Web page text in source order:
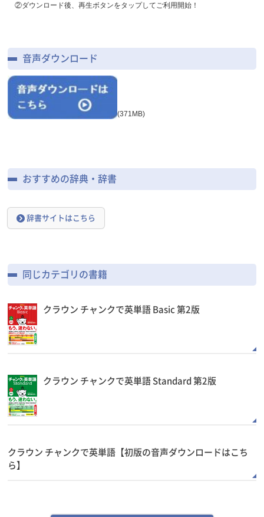
②ダウンロード後、再生ボタンをタップしてご利用開始！
音声ダウンロード
(371MB)
おすすめの辞典・辞書
辞書サイトはこちら
同じカテゴリの書籍
クラウン チャンクで英単語 Basic 第2版
クラウン チャンクで英単語 Standard 第2版
クラウン チャンクで英単語【初版の音声ダウンロードはこち
ら】